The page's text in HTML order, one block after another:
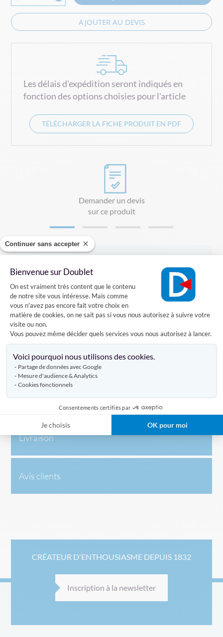
Continuer sans accepter
Bienvenue sur Doublet
Plateforme de Gestion du
On est vraiment très content que le contenu
de notre site vous intéresse. Mais comme
vous n'avez pas encore fait votre choix en
matière de cookies, on ne sait pas si vous nous autorisez à suivre votre
visite ou non.
Vous pouvez même décider quels services vous nous autorisez à lancer.
Voici pourquoi nous utilisons des cookies.
Partage de données avec Google
Mesure d'audience & Analytics
Cookies fonctionnels
Consentements certifiés par
Je choisis OK pour moi
AJOUTER AU DEVIS
Les délais d'expédition seront indiqués en
fonction des options choisies pour l'article
TÉLÉCHARGER LA FICHE PRODUIT EN PDF
Demander un devis
sur ce produit
Drapeau à main personnalisé à votre image, confectionné
en papier recto-verso, (130gr/m²).
Le drapeau est proposé en deux tailles :
- 15 x 21 cm avec une hampe de 40 cm (PVC)
Disponible en petites et moyennes quantités.
Livraison
Avis clients
CRÉATEUR D'ENTHOUSIASME DEPUIS 1832
Inscription à la newsletter